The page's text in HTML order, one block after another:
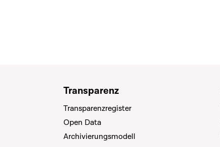
Transparenz
Transparenzregister
Open Data
Archivierungsmodell